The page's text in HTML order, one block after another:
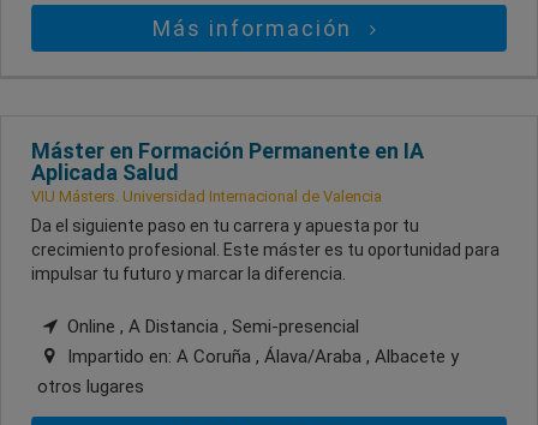
Más información
Máster en Formación Permanente en IA
Aplicada Salud
VIU Másters. Universidad Internacional de Valencia
Da el siguiente paso en tu carrera y apuesta por tu
crecimiento profesional. Este máster es tu oportunidad para
impulsar tu futuro y marcar la diferencia.
Online , A Distancia , Semi-presencial
Impartido en: A Coruña , Álava/Araba , Albacete y
otros lugares